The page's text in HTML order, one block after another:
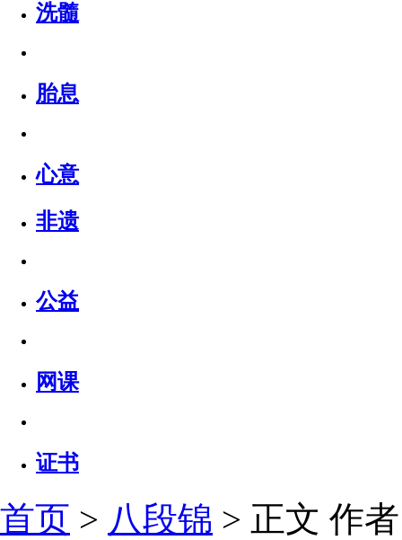
洗髓
胎息
心意
非遗
公益
网课
证书
首页 > 八段锦 > 正文 作